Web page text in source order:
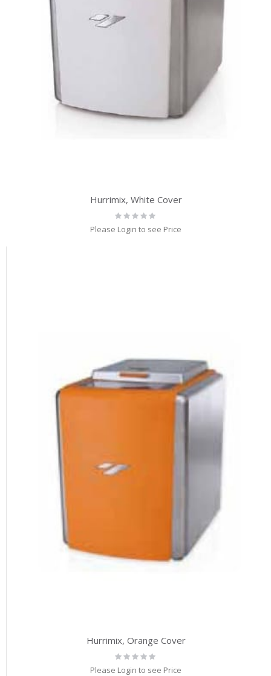
Hurrimix, White Cover
Rating:
0%
Please Login to see Price
Hurrimix, Orange Cover
Rating:
0%
Please Login to see Price